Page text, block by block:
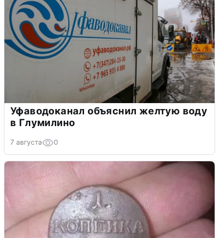
Уфаводоканал объяснил желтую воду
в Глумилино
7 августа 0